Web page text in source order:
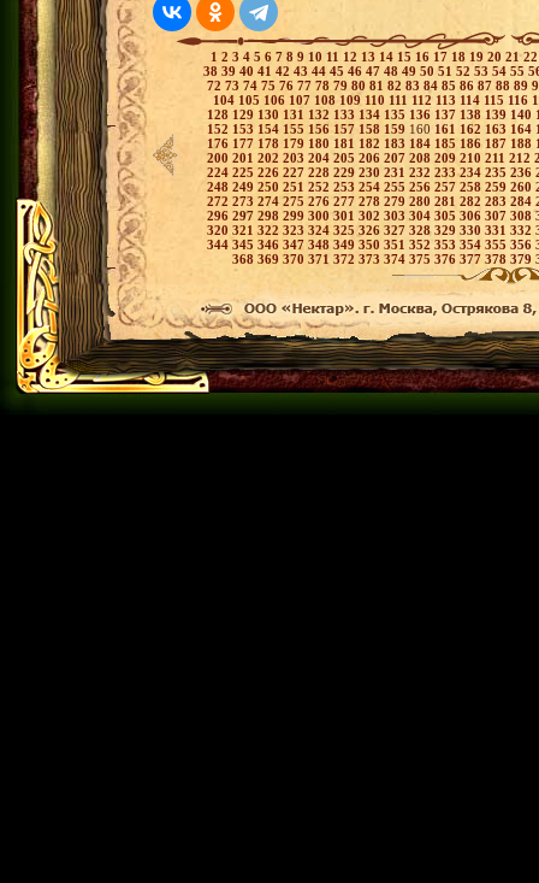
1 2 3 4 5 6 7 8 9 10 11 12 13 14 15 16 17 18 19 20 21
38 39 40 41 42 43 44 45 46 47 48 49 50 51 52 53 54 55
72 73 74 75 76 77 78 79 80 81 82 83 84 85 86 87 88 89
104 105 106 107 108 109 110 111 112 113 114 115 116
128 129 130 131 132 133 134 135 136 137 138 139 140
152 153 154 155 156 157 158 159 160 161 162 163 164
176 177 178 179 180 181 182 183 184 185 186 187 188
200 201 202 203 204 205 206 207 208 209 210 211 212
224 225 226 227 228 229 230 231 232 233234 235 236
248 249 250 251 252 253 254 255 256 257 258 259 260
272 273 274 275 276 277 278 279 280 281 282 283 284
296 297 298 299 300 301 302 303 304 305 306 307 308
320 321 322 323 324 325 326 327 328 329 330 331 332
344 345 346 347 348 349 350 351 352 353 354 355 356
368 369 370 371 372 373 374 375 376 377 378 379